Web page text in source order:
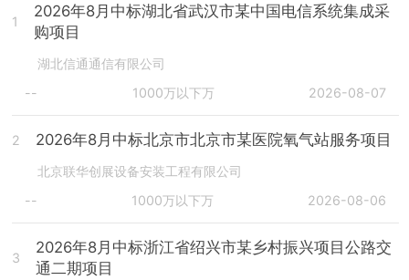
1
2026年8月中标湖北省武汉市某中国电信系统集成采
购项目
湖北信通通信有限公司
--
1000万以下万 2026-08-07
2 2026年8月中标北京市北京市某医院氧气站服务项目
北京联华创展设备安装工程有限公司
--
1000万以下万 2026-08-06
3
2026年8月中标浙江省绍兴市某乡村振兴项目公路交
通二期项目